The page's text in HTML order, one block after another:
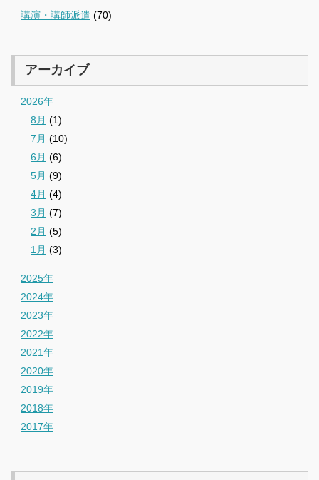
講演・講師派遣 (70)
アーカイブ
2026年
8月 (1)
7月 (10)
6月 (6)
5月 (9)
4月 (4)
3月 (7)
2月 (5)
1月 (3)
2025年
2024年
2023年
2022年
2021年
2020年
2019年
2018年
2017年